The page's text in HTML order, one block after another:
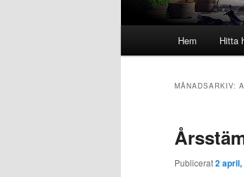
Hem Hitta
MÅNADSARKIV:
Publicerat2